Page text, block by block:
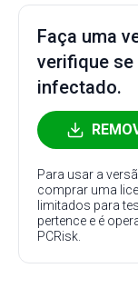
Faça uma
verifique
infectado.
Para usar a
comprar uma
limitados para
pertence e é
PCRisk.